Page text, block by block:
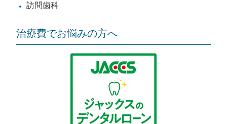
訪問歯科
治療費でお悩みの方へ